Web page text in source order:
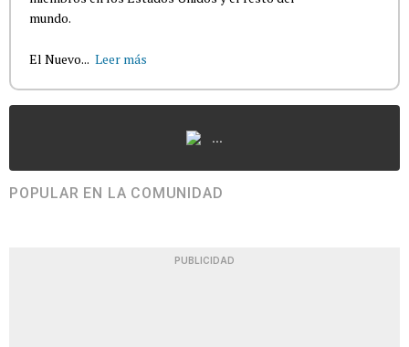
mundo.
El Nuevo... Leer más
...
POPULAR EN LA COMUNIDAD
PUBLICIDAD